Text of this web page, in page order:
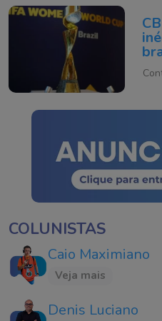
COLUNISTAS
Caio Maximiano
Veja mais
Denis Luciano